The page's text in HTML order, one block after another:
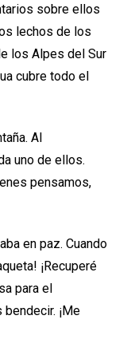
sobre ellos
lechos de los
los Alpes del Sur
cubre todo el
Al
uno de ellos.
pensamos,
en paz. Cuando
¡Recuperé
para el
¡Me